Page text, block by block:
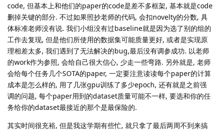
code, 但基本上和他们的paper的code是差不多框架, 基本就是code
删掉关键的部分. 不过如果照抄老师的代码, 会扣novelty的分数, 具
体标准老师没有说. 我们小组没有过baseline就是因为选了别的组的
工作去复现, 但是他们所使用的数据集可能质量更好, 或者是实现原
理相差太多, 我们遇到了无法解决的bug,最后没有调参成功. 以老师
的work作为参照, 会给自己很大信心, 少走一些弯路. 另外就是, 老师
会给每个任务几个SOTA的paper, 一定要注意读读每个paper的计算
成本是怎么样的, 用了几张gpu训练了多少epoch, 还有就是之前强
调的问题, 每个paper用到的dataset质量可能不一样, 要选和你的任
务给你的dataset最接近的那个是最保险的.
其实时间很充裕, 但是我这学期有些忙, 就只拿了最后两周不到来搞